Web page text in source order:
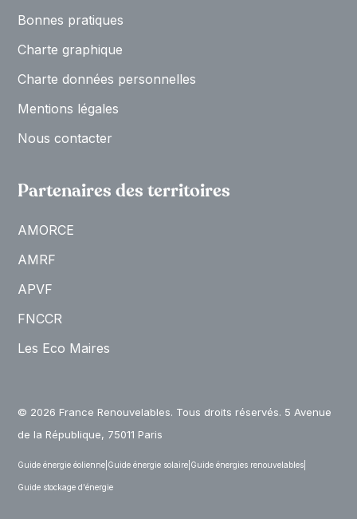
Bonnes pratiques
Charte graphique
Charte données personnelles
Mentions légales
Nous contacter
Partenaires des territoires
AMORCE
AMRF
APVF
FNCCR
Les Eco Maires
© 2026 France Renouvelables. Tous droits réservés. 5 Avenue
de la République, 75011 Paris
Guide énergie éolienne Guide énergie solaire Guide énergies renouvelables
Guide stockage d'énergie